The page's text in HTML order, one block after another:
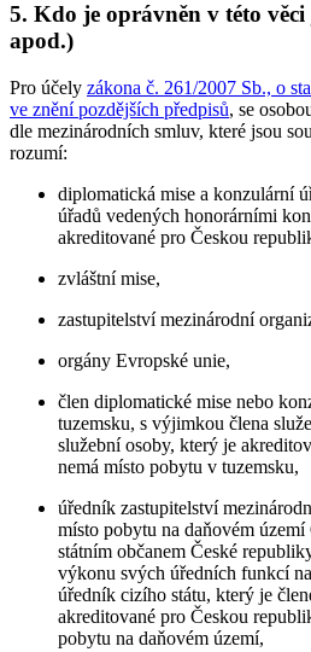
5. Kdo je oprávněn v této
apod.)
Pro účely zákona č. 261/2007 Sb., o
ve znění pozdějších předpisů, se
dle mezinárodních smluv, které jsou
rozumí:
diplomatická mise a konzulární
úřadů vedených honorárními
akreditované pro Českou
zvláštní mise,
zastupitelství mezinárodní
orgány Evropské unie,
člen diplomatické mise nebo
tuzemsku, s výjimkou člena
služební osoby, který je
nemá místo pobytu v tuzemsku,
úředník zastupitelství
místo pobytu na daňovém
státním občanem České
výkonu svých úředních funkcí
úředník cizího státu, který je
akreditované pro Českou
pobytu na daňovém území,